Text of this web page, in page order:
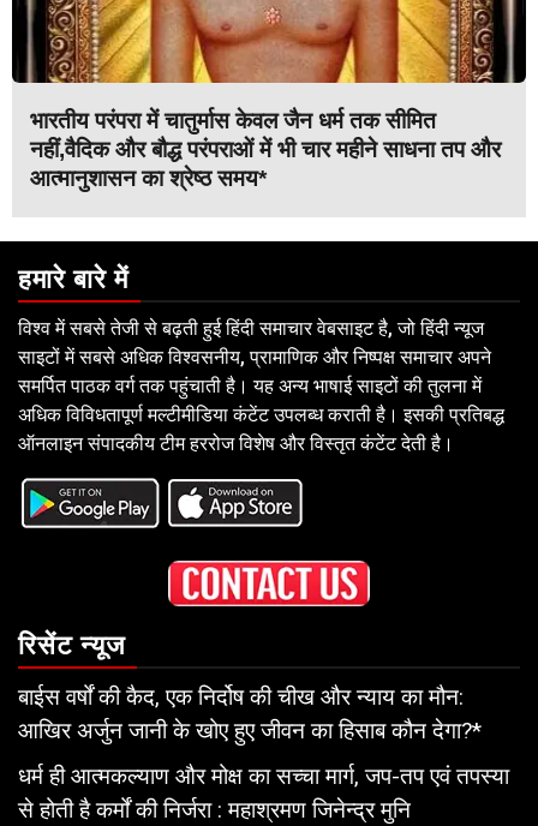
भारतीय परंपरा में चातुर्मास केवल जैन धर्म तक सीमित
नहीं,वैदिक और बौद्ध परंपराओं में भी चार महीने साधना तप और
आत्मानुशासन का श्रेष्ठ समय*
हमारे बारे में
विश्व में सबसे तेजी से बढ़ती हुई हिंदी समाचार वेबसाइट है, जो हिंदी न्यूज
साइटों में सबसे अधिक विश्वसनीय, प्रामाणिक और निष्पक्ष समाचार अपने
समर्पित पाठक वर्ग तक पहुंचाती है। यह अन्य भाषाई साइटों की तुलना में
अधिक विविधतापूर्ण मल्टीमीडिया कंटेंट उपलब्ध कराती है। इसकी प्रतिबद्ध
ऑनलाइन संपादकीय टीम हररोज विशेष और विस्तृत कंटेंट देती है।
रिसेंट न्यूज
बाईस वर्षों की कैद, एक निर्दोष की चीख और न्याय का मौन:
आखिर अर्जुन जानी के खोए हुए जीवन का हिसाब कौन देगा?*
धर्म ही आत्मकल्याण और मोक्ष का सच्चा मार्ग, जप-तप एवं तपस्या
से होती है कर्मों की निर्जरा : महाश्रमण जिनेन्द्र मुनि